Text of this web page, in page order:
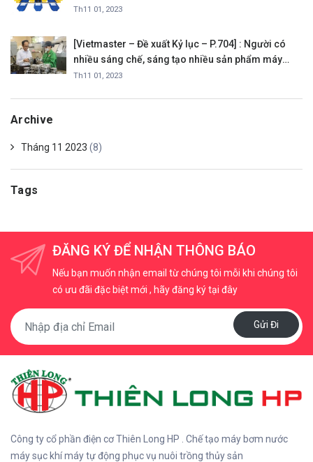
Th11 01, 2023
[Vietmaster – Đề xuất Kỷ lục – P.704] : Người có
nhiều sáng chế, sáng tạo nhiều sản phẩm máy
móc có tính năng mới, tăng hiệu quả sản xuất, hổ
Th11 01, 2023
Archive
Tháng 11 2023 (8)
Tags
ĐĂNG KÝ ĐỂ NHẬN THÔNG BÁO
Nếu bạn muốn nhận email từ chúng tôi mỗi khi chúng tôi
có ưu đãi đặc biệt mới , hãy đăng ký tại đây
Gửi Đi
Công ty cổ phần điện cơ Thiên Long HP . Chế tạo máy bơm nước
máy sục khí máy tự động phục vụ nuôi trồng thủy sản